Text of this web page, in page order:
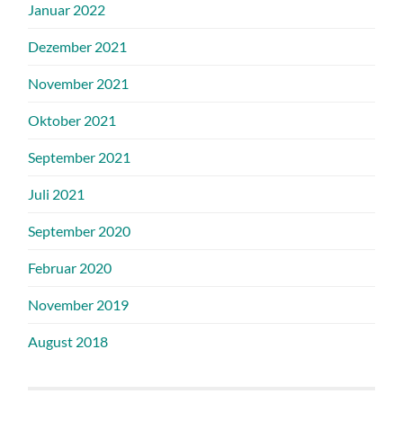
Januar 2022
Dezember 2021
November 2021
Oktober 2021
September 2021
Juli 2021
September 2020
Februar 2020
November 2019
August 2018